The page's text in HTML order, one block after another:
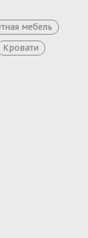
мебель
Кровати